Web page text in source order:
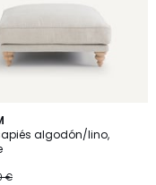
algodón/lino,
€